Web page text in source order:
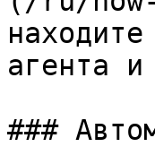
агента и
###